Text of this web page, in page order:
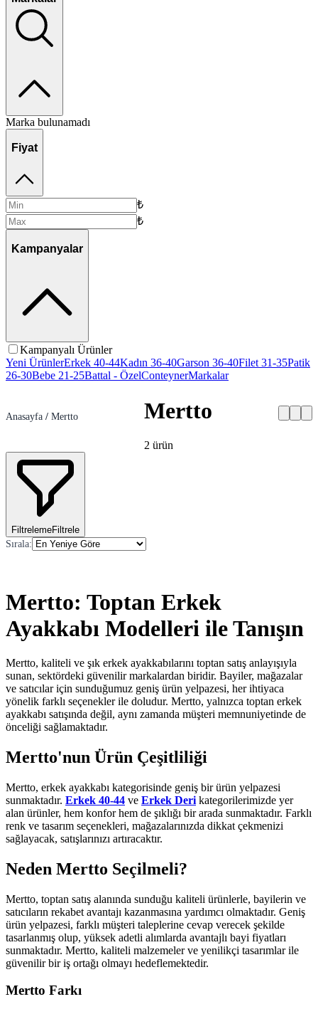
Marka bulunamadı
Fiyat
₺
₺
Kampanyalar
Kampanyalı Ürünler
Yeni ÜrünlerErkek 40-44Kadın 36-40Garson 36-40Filet 31-35Patik
26-30Bebe 21-25Battal - ÖzelConteynerMarkalar
Anasayfa / Mertto Mertto
2 ürün
FiltrelemeFiltrele
Sırala:
Mertto: Toptan Erkek
Ayakkabı Modelleri ile Tanışın
Mertto, kaliteli ve şık erkek ayakkabılarını toptan satış anlayışıyla
sunan, sektördeki güvenilir markalardan biridir. Bayiler, mağazalar
ve satıcılar için sunduğumuz geniş ürün yelpazesi, her ihtiyaca
yönelik farklı seçenekler ile doludur. Mertto, yalnızca toptan erkek
ayakkabı satışında değil, aynı zamanda müşteri memnuniyetinde de
önceliği sağlamaktadır.
Mertto'nun Ürün Çeşitliliği
Mertto, erkek ayakkabı kategorisinde geniş bir ürün yelpazesi
sunmaktadır. Erkek 40-44 ve Erkek Deri kategorilerimizde yer
alan ürünler, hem konfor hem de şıklığı bir arada sunmaktadır. Farklı
renk ve tasarım seçenekleri, mağazalarınızda dikkat çekmenizi
sağlayacak, satışlarınızı artıracaktır.
Neden Mertto Seçilmeli?
Mertto, toptan satış alanında sunduğu kaliteli ürünlerle, bayilerin ve
satıcıların rekabet avantajı kazanmasına yardımcı olmaktadır. Geniş
ürün yelpazesi, farklı müşteri taleplerine cevap verecek şekilde
tasarlanmış olup, yüksek adetli alımlarda avantajlı bayi fiyatları
sunmaktadır. Mertto, kaliteli malzemeler ve yenilikçi tasarımlar ile
güvenilir bir iş ortağı olmayı hedeflemektedir.
Mertto Farkı